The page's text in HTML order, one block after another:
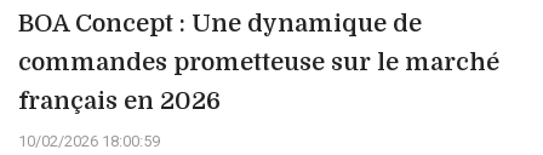
BOA Concept : Une dynamique de
commandes prometteuse sur le marché
français en 2026
10/02/2026 18:00:59